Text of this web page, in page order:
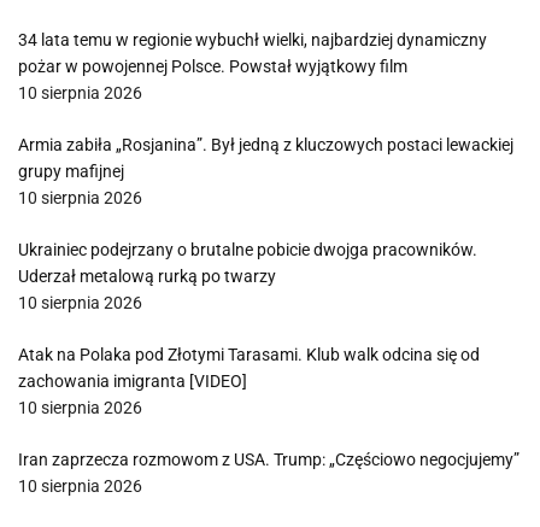
34 lata temu w regionie wybuchł wielki, najbardziej dynamiczny
pożar w powojennej Polsce. Powstał wyjątkowy film
10 sierpnia 2026
Armia zabiła „Rosjanina”. Był jedną z kluczowych postaci lewackiej
grupy mafijnej
10 sierpnia 2026
Ukrainiec podejrzany o brutalne pobicie dwojga pracowników.
Uderzał metalową rurką po twarzy
10 sierpnia 2026
Atak na Polaka pod Złotymi Tarasami. Klub walk odcina się od
zachowania imigranta [VIDEO]
10 sierpnia 2026
Iran zaprzecza rozmowom z USA. Trump: „Częściowo negocjujemy”
10 sierpnia 2026